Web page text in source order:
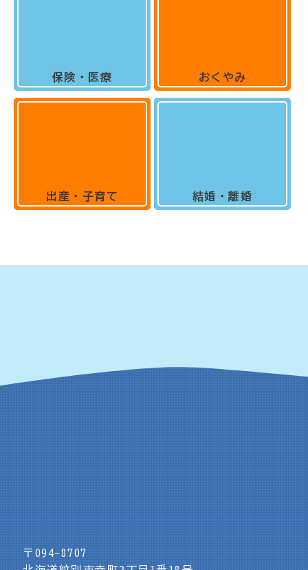
保険・医療
出産・子育て
おくやみ
結婚・離婚
〒094-8707